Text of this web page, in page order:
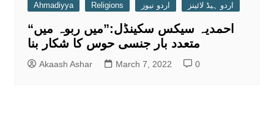
Ahmadiyya Religions اردو نیوز اردو ہیڈ لائینز
“احمدیہ سیکس سکینڈل:”میں ربوہ میں
متعدد بار جنسی حوس کا شکار بنا
Akaash Ashar March 7, 2022 0